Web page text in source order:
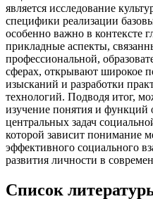
является исследование
специфики реализации
особенно важно в контексте
прикладные аспекты,
профессиональной,
сферах, открывают широкое
изысканий и разработки
технологий. Подводя итог,
изучение понятия и функций
центральных задач
которой зависит понимание
эффективного социального
развития личности в
Список